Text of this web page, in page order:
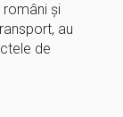
şi
au
de